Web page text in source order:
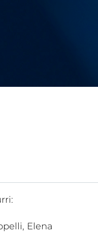
Atleti
Atleti
Elena